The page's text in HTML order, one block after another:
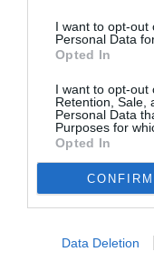
I want to opt-out
Personal Data
Opted In
I want to opt-out
Retention, Sale,
Personal Data
Purposes for
Opted In
CONFIRM
Data Deletion